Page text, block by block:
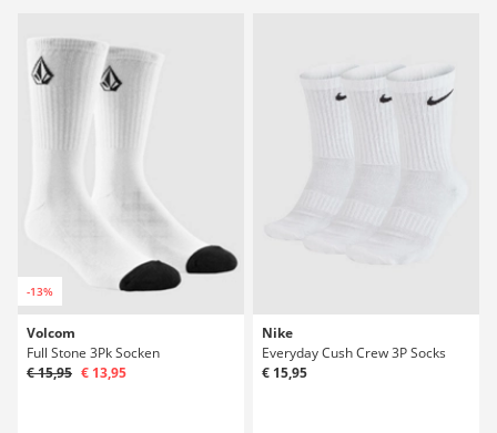
-13%
Volcom
Full Stone 3Pk Socken
€ 15,95 € 13,95
Nike
Everyday Cush Crew 3P Socks
€ 15,95